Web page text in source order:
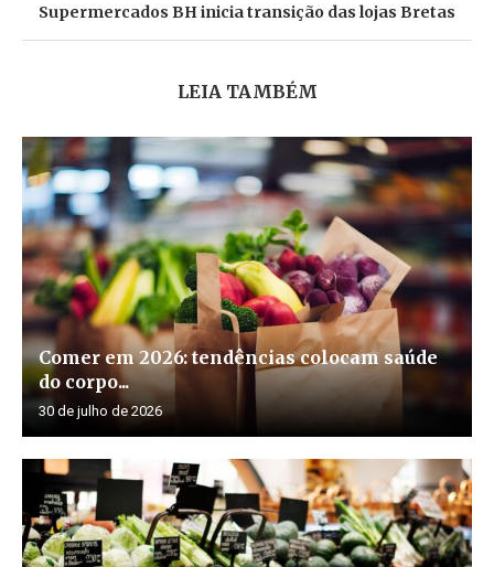
Supermercados BH inicia transição das lojas Bretas
LEIA TAMBÉM
Comer em 2026: tendências colocam saúde
do corpo...
30 de julho de 2026